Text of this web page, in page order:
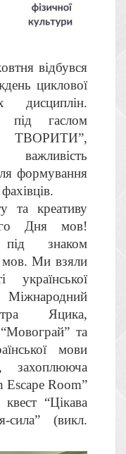
відбувся
циклової
дисциплін.
гаслом
формування
креативу
Дня мов!
знаком
мов. Ми взяли
української
Яцика,
“Мовограй” та
мови
Escape Room”
“Цікава
сила” (викл.